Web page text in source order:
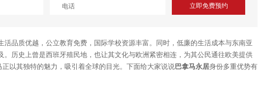
立即免费预约
活品质优越，公立教育免费，国际学校资源丰富。同时，低廉的生活成本与东南亚
。历史上曾是西班牙殖民地，也让其文化与欧洲紧密相连，为其公民通往欧美提供
正以其独特的魅力，吸引着全球的目光。下面给大家说说巴拿马永居身份多重优势有